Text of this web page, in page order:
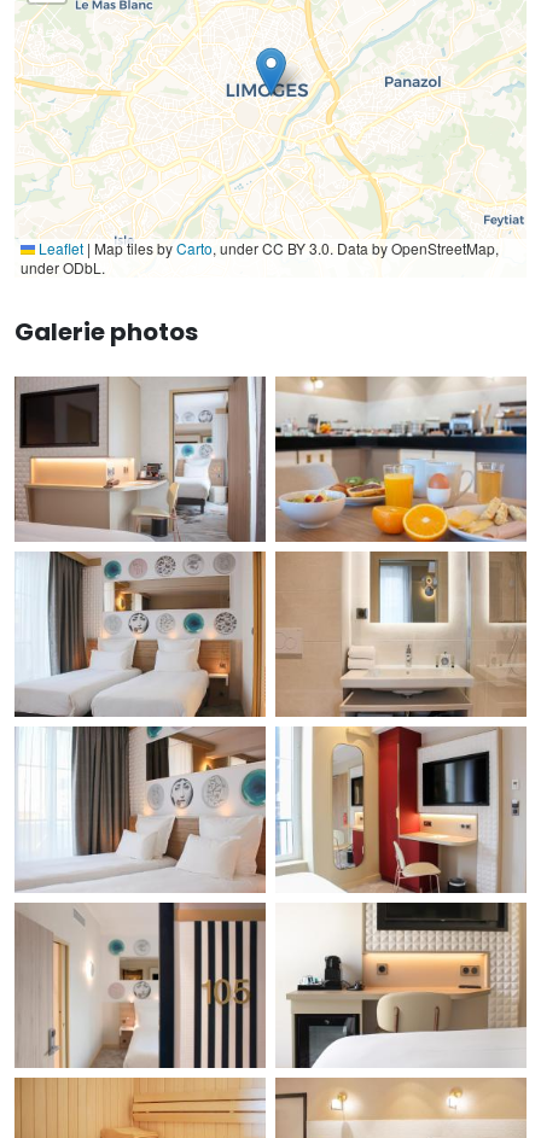
Leaflet | Map tiles byCarto, under CC BY 3.0. Data by OpenStreetMap,
under ODbL.
Galerie photos